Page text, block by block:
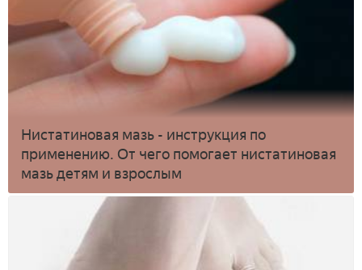
Нистатиновая мазь - инструкция по
применению. От чего помогает нистатиновая
мазь детям и взрослым